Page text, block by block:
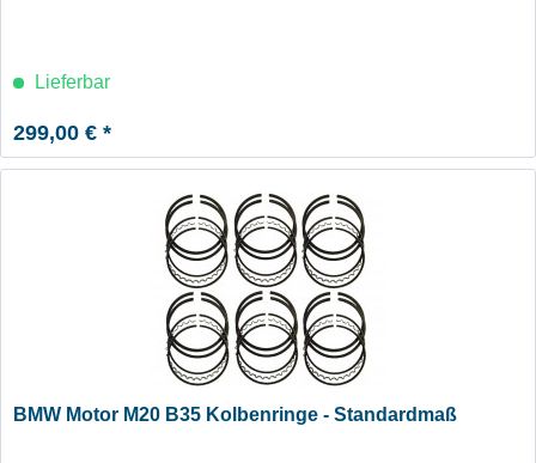
Lieferbar
299,00 € *
BMW Motor M20 B35 Kolbenringe - Standardmaß